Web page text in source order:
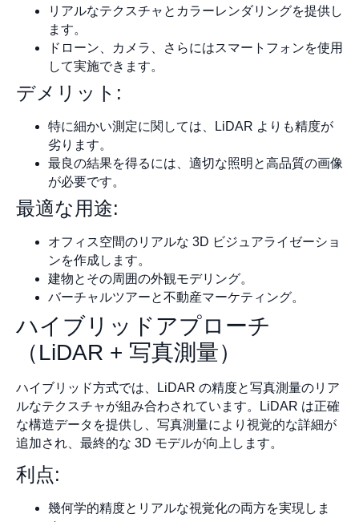
リアルなテクスチャとカラーレンダリングを提供し
ます。
ドローン、カメラ、さらにはスマートフォンを使用
して実施できます。
デメリット:
特に細かい測定に関しては、LiDAR よりも精度が
劣ります。
最良の結果を得るには、適切な照明と高品質の画像
が必要です。
最適な用途:
オフィス空間のリアルな 3D ビジュアライゼーショ
ンを作成します。
建物とその周囲の外観モデリング。
バーチャルツアーと不動産マーケティング。
ハイブリッドアプローチ
（LiDAR + 写真測量）
ハイブリッド方式では、LiDAR の精度と写真測量のリア
ルなテクスチャが組み合わされています。LiDAR は正確
な構造データを提供し、写真測量により視覚的な詳細が
追加され、最終的な 3D モデルが向上します。
利点:
幾何学的精度とリアルな視覚化の両方を実現しま